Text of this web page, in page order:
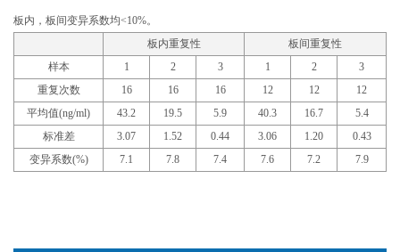
板内，板间变异系数均<10%。
板内重复性
板间重复性
样本
1 2 3 1 2
3
重复次数
16 16 16 12 12
12
平均值(ng/ml)
43.2 19.5 5.9 40.3 16.7
5.4
标准差
3.07 1.52 0.44 3.06 1.20
0.43
变异系数(%)
7.1 7.8 7.4 7.6 7.2 7.9